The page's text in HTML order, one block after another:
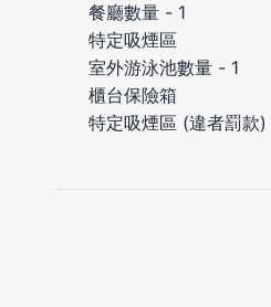
餐廳數量 - 1
特定吸煙區
室外游泳池數量 - 1
櫃台保險箱
特定吸煙區 (違者罰款)